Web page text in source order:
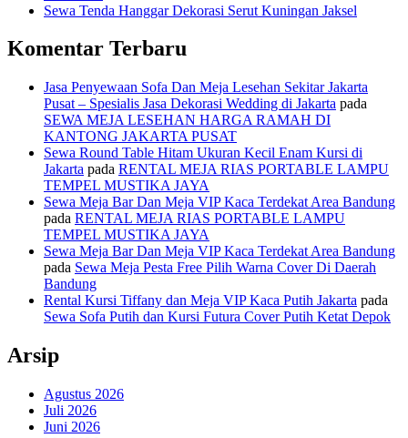
Sewa Tenda Hanggar Dekorasi Serut Kuningan Jaksel
Komentar Terbaru
Jasa Penyewaan Sofa Dan Meja Lesehan Sekitar Jakarta
Pusat – Spesialis Jasa Dekorasi Wedding di Jakarta pada
SEWA MEJA LESEHAN HARGA RAMAH DI
KANTONG JAKARTA PUSAT
Sewa Round Table Hitam Ukuran Kecil Enam Kursi di
Jakarta pada RENTAL MEJA RIAS PORTABLE LAMPU
TEMPEL MUSTIKA JAYA
Sewa Meja Bar Dan Meja VIP Kaca Terdekat Area Bandung
pada RENTAL MEJA RIAS PORTABLE LAMPU
TEMPEL MUSTIKA JAYA
Sewa Meja Bar Dan Meja VIP Kaca Terdekat Area Bandung
pada Sewa Meja Pesta Free Pilih Warna Cover Di Daerah
Bandung
Rental Kursi Tiffany dan Meja VIP Kaca Putih Jakarta pada
Sewa Sofa Putih dan Kursi Futura Cover Putih Ketat Depok
Arsip
Agustus 2026
Juli 2026
Juni 2026